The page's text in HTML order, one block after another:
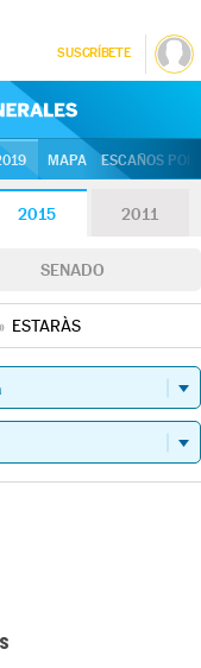
SUSCRÍBETE
MAPA ESCAÑOS
2015 2011
SENADO
» ESTARÀS